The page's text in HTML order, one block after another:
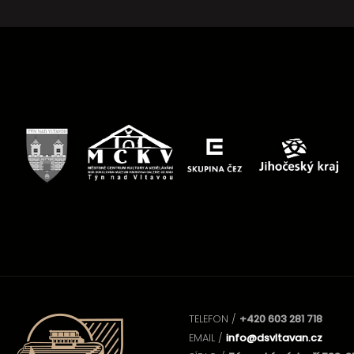
TELEFON / +420 603 281 718
EMAIL / info@dsvltavan.cz